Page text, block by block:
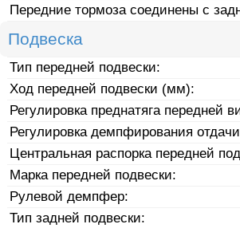
Передние тормоза соединены с
Подвеска
Тип передней подвески:
Ход передней подвески (мм):
Регулировка преднатяга передней
Регулировка демпфирования
Центральная распорка передней
Марка передней подвески:
Рулевой демпфер:
Тип задней подвески: